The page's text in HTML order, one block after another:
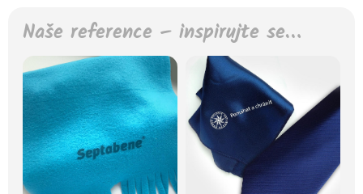
Naše reference – inspirujte se…